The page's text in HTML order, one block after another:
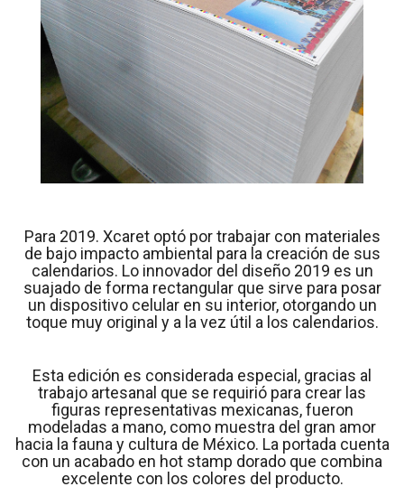
Para 2019. Xcaret optó por trabajar con materiales
de bajo impacto ambiental para la creación de sus
calendarios. Lo innovador del diseño 2019 es un
suajado de forma rectangular que sirve para posar
un dispositivo celular en su interior, otorgando un
toque muy original y a la vez útil a los calendarios.
Esta edición es considerada especial, gracias al
trabajo artesanal que se requirió para crear las
figuras representativas mexicanas, fueron
modeladas a mano, como muestra del gran amor
hacia la fauna y cultura de México. La portada cuenta
con un acabado en hot stamp dorado que combina
excelente con los colores del producto.